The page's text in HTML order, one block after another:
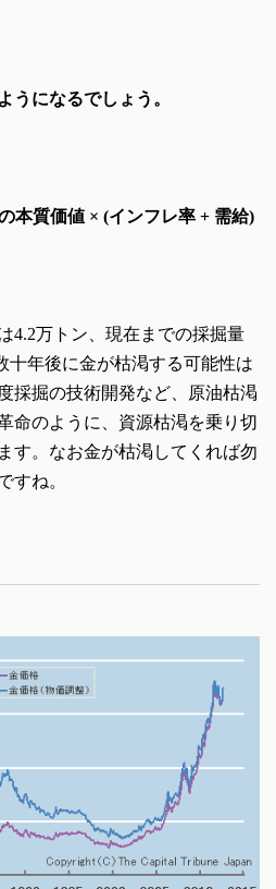
うになるでしょう。
本質価値 × (インフレ率 + 需給)
4.2万トン、現在までの採掘量
十年後に金が枯渇する可能性は
採掘の技術開発など、原油枯渇
命のように、資源枯渇を乗り切
す。なお金が枯渇してくれば勿
すね。